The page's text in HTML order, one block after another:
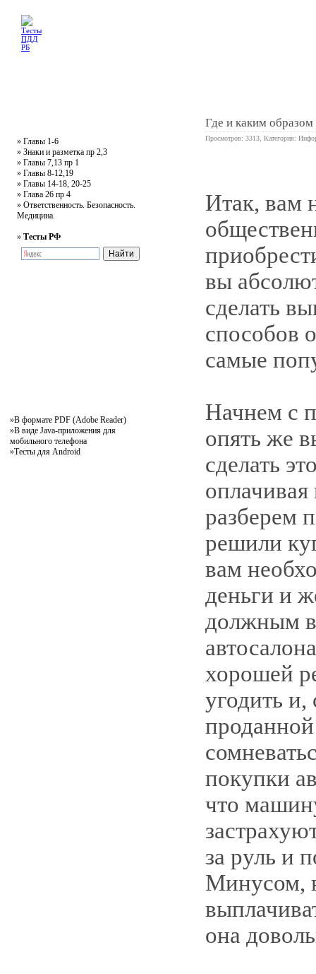
» Главы 1-6
» Знаки и разметка пр 2,3
» Главы 7,13 пр 1
» Главы 8-12,19
» Главы 14-18, 20-25
» Глава 26 пр 4
» Ответственность. Безопасность.
Медицина.
» Тесты РФ
»В формате PDF (Adobe Reader)
»В виде Java-приложения для
мобильного телефона
»Тесты для Android
Где и каким
Просмотров: 3313, Категория:
Итак, вам
вы
сделать
способов
самые
Начнем с
опять же
сделать
разберем
решили
вам
деньги и
должным
хорошей
угодить и,
покупки
что
за руль и
Минусом,
она